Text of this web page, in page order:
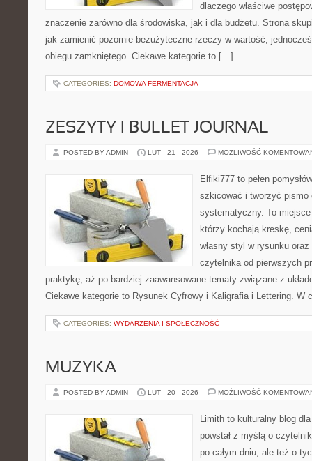
dlaczego właściwe
znaczenie zarówno dla środowiska, jak i dla budżetu. Strona
jak zamienić pozornie bezużyteczne rzeczy w wartość,
obiegu zamkniętego. Ciekawe kategorie to […]
CATEGORIES: DOMOWA FERMENTACJA
ZESZYTY I BULLET JOURNAL
POSTED BY ADMIN LUT - 21 - 2026 MOŻLIWOŚĆ
Elfiki777 to pełen
szkicować i tworzyć pismo
systematyczny. To
którzy kochają kreskę,
własny styl w rysunku
czytelnika od pierwszych
praktykę, aż po bardziej zaawansowane tematy związane z
Ciekawe kategorie to Rysunek Cyfrowy i Kaligrafia i Lettering.
CATEGORIES: WYDARZENIA I SPOŁECZNOŚĆ
MUZYKA
POSTED BY ADMIN LUT - 20 - 2026 MOŻLIWOŚĆ
Limith to kulturalny blog
powstał z myślą o
po całym dniu, ale też o